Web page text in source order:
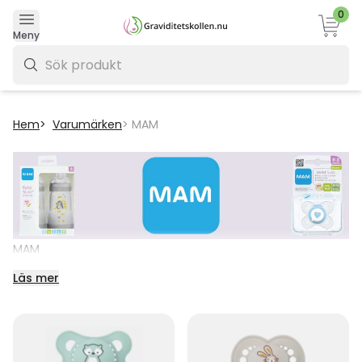
Meny
0
Hem Varumärken MAM
MAM
från MAM är tillverkade med design, funktion och
väljer en MAM-produkt mer än 50 miljoner gånger varje
år. MAMs nappar är BPA-fria och sugdelen har en
Läs mer